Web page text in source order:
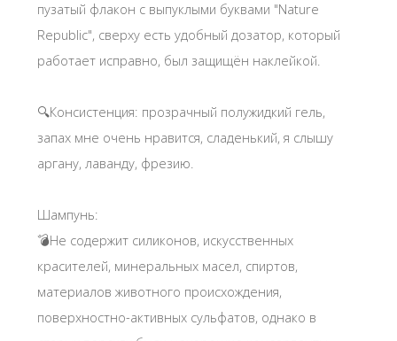
пузатый флакон с выпуклыми буквами "Nature
Republic", сверху есть удобный дозатор, который
работает исправно, был защищён наклейкой.
🔍Консистенция: прозрачный полужидкий гель,
запах мне очень нравится, сладенький, я слышу
аргану, лаванду, фрезию.
Шампунь:
💣Не содержит силиконов, искусственных
красителей, минеральных масел, спиртов,
материалов животного происхождения,
поверхностно-активных сульфатов, однако в